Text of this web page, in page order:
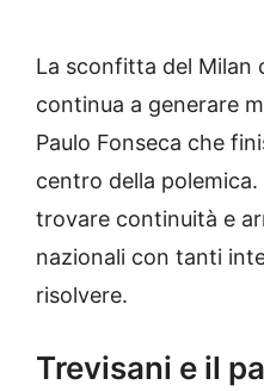
La sconfitta del Milan
continua a generare
Paulo Fonseca che
centro della
trovare continuità e
nazionali con tanti
risolvere.
Trevisani e il